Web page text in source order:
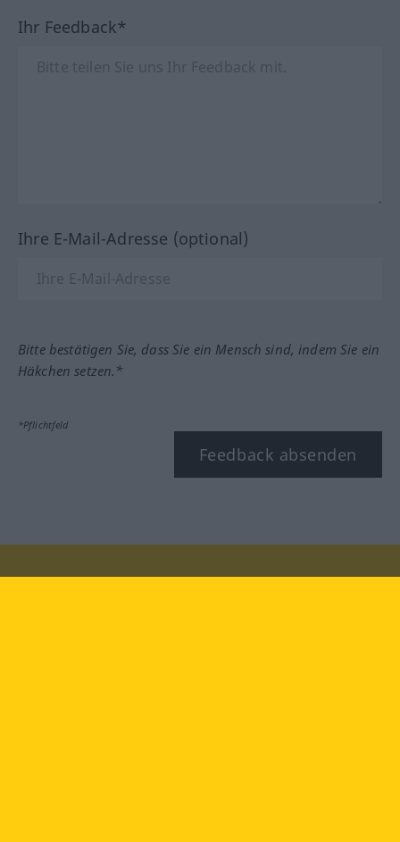
Ihr Feedback*
Ihre E-Mail-Adresse (optional)
Bitte bestätigen Sie, dass Sie ein Mensch sind, indem Sie ein
Häkchen setzen.*
*Pflichtfeld
Feedback absenden